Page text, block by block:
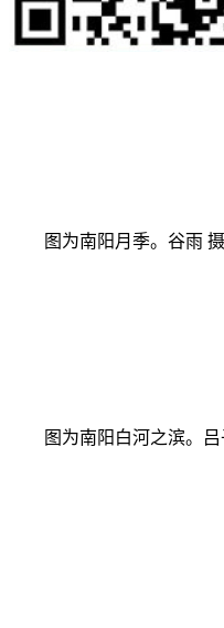
图为南阳月季。谷雨 摄
图为南阳白河之滨。